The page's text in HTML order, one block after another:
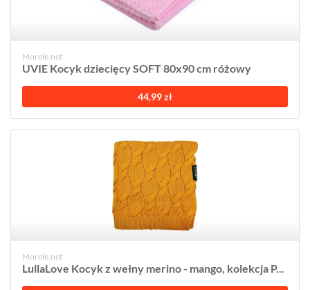
Morele.net
UVIE Kocyk dziecięcy SOFT 80x90 cm różowy
44,99 zł
Morele.net
LullaLove Kocyk z wełny merino - mango, kolekcja P...